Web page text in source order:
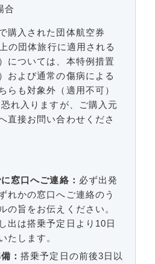
合
購入された団体航空券
の団体旅行に適用される
については、本特例措置
および通常の傷病による
らも対象外（適用不可）
れ入りますが、ご購入元
直接お問い合わせくださ
窓口へご連絡： 必ず出発
れかの窓口へご連絡のう
の旨をお伝えください。
出は搭乗予定日より10日
たします。
：搭乗予定日の前後3日以